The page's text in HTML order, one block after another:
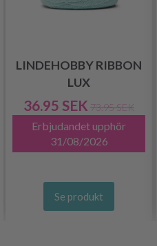
LINDEHOBBY RIBBON
LUX
36.95 SEK 73.95 SEK
Erbjudandet upphör
31/08/2026
Se produkt